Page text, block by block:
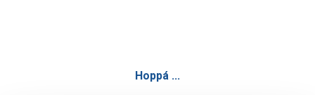
Hoppá ...